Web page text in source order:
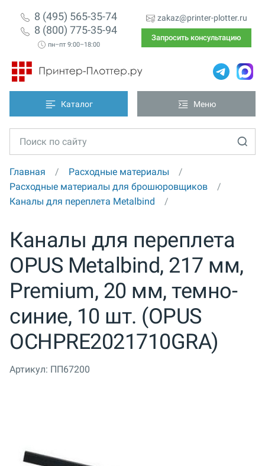
8 (495) 565-35-74
8 (800) 775-35-94
пн–пт 9:00–18:00
zakaz@printer-plotter.ru
Запросить консультацию
Каталог Меню
Главная
Расходные материалы
Расходные материалы для брошюровщиков
Каналы для переплета Metalbind
Каналы для переплета
OPUS Metalbind, 217 мм,
Premium, 20 мм, темно-
синие, 10 шт. (OPUS
OCHPRE2021710GRA)
Артикул: ПП67200